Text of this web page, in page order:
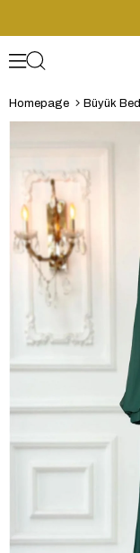
Homepage Büyük